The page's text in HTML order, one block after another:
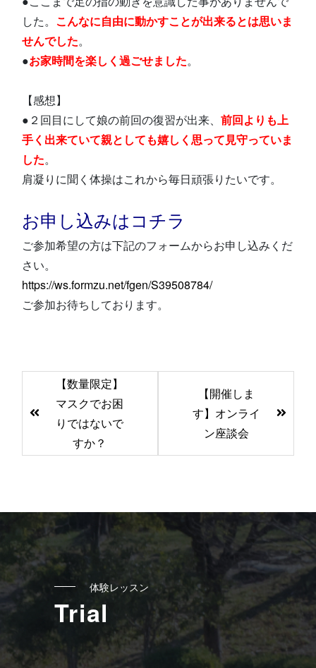
した。 こんなに自由に動かすことが出来るとは思いま
せんでした。
●お家時間を楽しく過ごせました。
【感想】
●２回目にして娘の前回の復習が出来、 前回よりも上
手く出来ていて親としても嬉しく思って見守っていま
した。
肩凝りに聞く体操はこれから毎日頑張りたいです。
お申し込みはコチラ
ご参加希望の方は下記のフォームからお申し込みくだ
さい。
https://ws.formzu.net/fgen/S39508784/
ご参加お待ちしております。
の
の
リ
ン
ク
【数量限定】
マスクでお困
りではないで
すか？
【開催しま
す】オンライ
ン座談会
体験レッスン
Trial